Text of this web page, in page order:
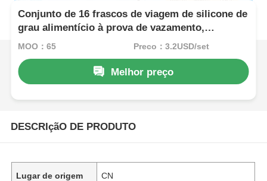
Conjunto de 16 frascos de viagem de silicone de
grau alimentício à prova de vazamento,
aprovados pela TSA, para produtos de higiene
MOQ：65 Preço：3.2USD/set
Melhor preço
DESCRIçãO DE PRODUTO
Lugar de origem CN